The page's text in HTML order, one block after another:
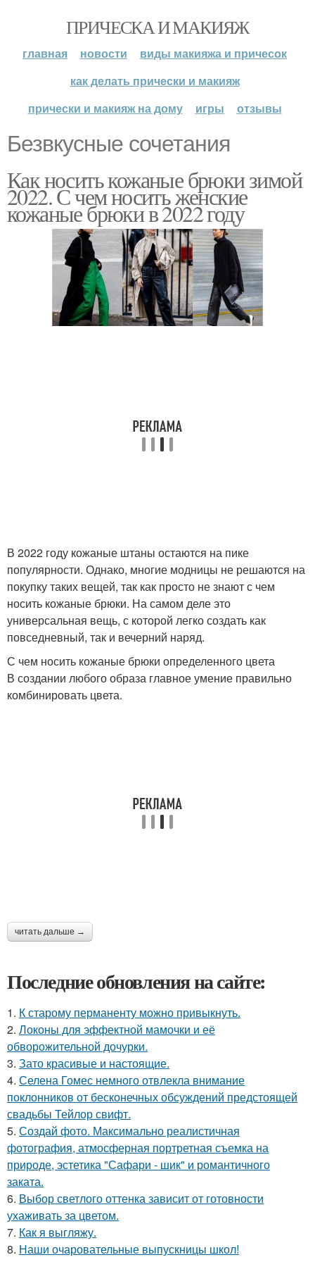
ПРИЧЕСКА И МАКИЯЖ
главная новости
виды макияжа и причесок
как делать прически и макияж
прически и макияж на дому
игры отзывы
Безвкусные сочетания
Как носить кожаные брюки зимой
2022. С чем носить женские
кожаные брюки в 2022 году
В 2022 году кожаные штаны остаются на пике
популярности. Однако, многие модницы не решаются на
покупку таких вещей, так как просто не знают с чем
носить кожаные брюки. На самом деле это
универсальная вещь, с которой легко создать как
повседневный, так и вечерний наряд.
С чем носить кожаные брюки определенного цвета
В создании любого образа главное умение правильно
комбинировать цвета.
читать дальше →
Последние обновления на сайте:
1. К старому перманенту можно привыкнуть.
2. Локоны для эффектной мамочки и её
обворожительной дочурки.
3. Зато красивые и настоящие.
4. Селена Гомес немного отвлекла внимание
поклонников от бесконечных обсуждений предстоящей
свадьбы Тейлор свифт.
5. Создай фото. Максимально реалистичная
фотография, атмосферная портретная съемка на
природе, эстетика "Сафари - шик" и романтичного
заката.
6. Выбор светлого оттенка зависит от готовности
ухаживать за цветом.
7. Как я выгляжу.
8. Наши очаровательные выпускницы школ!